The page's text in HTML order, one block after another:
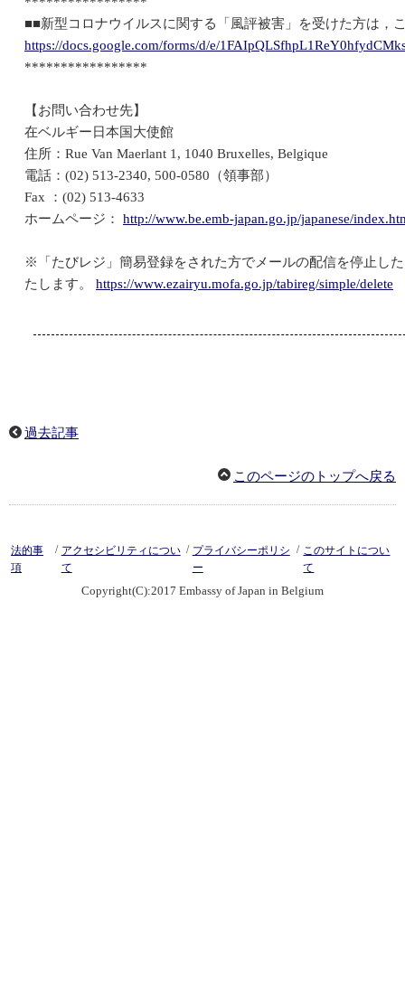
■■新型コロナウイルスに関する「風評被害」を受けた方は，
https://docs.google.com/forms/d/e/
*****************
【お問い合わせ先】
在ベルギー日本国大使館
住所：Rue Van Maerlant 1, 1040 Bruxelles, Belgique
電話：(02) 513-2340, 500-0580（領事部）
Fax ：(02) 513-4633
ホームページ： http://www.be.emb-japan.go.jp/japanese/
※「たびレジ」簡易登録をされた方でメールの配信を停止し
たします。 https://www.ezairyu.mofa.go.jp/tabireg/simple/delete
過去記事
このページのトップへ戻る
法的事
項
/ アクセシビリティについ
て
/ プライバシーポリシ
ー
/ このサイトについ
て
Copyright(C):2017 Embassy of Japan in Belgium